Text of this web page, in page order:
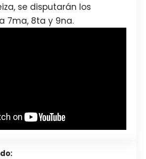
se disputarán los
7ma, 8ta y 9na.